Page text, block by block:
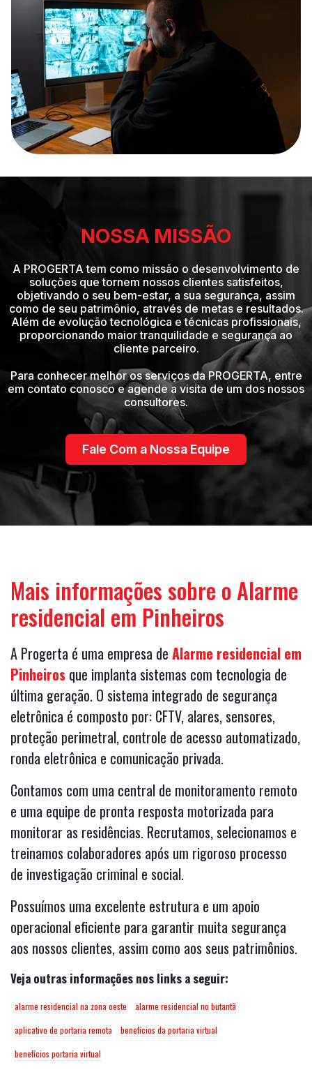
NOSSA MISSÃO
A PROGERTA tem como missão o desenvolvimento de
soluções que tornem nossos clientes satisfeitos,
objetivando o seu bem-estar, a sua segurança, assim
como de seu patrimônio, através de metas e resultados.
Além de evolução tecnológica e técnicas profissionais,
proporcionando maior tranquilidade e segurança ao
cliente parceiro.
Para conhecer melhor os serviços da PROGERTA, entre
em contato conosco e agende a visita de um dos nossos
consultores.
Fale Com a Nossa Equipe
Mais informações sobre o Alarme
residencial em Pinheiros
A Progerta é uma empresa de Alarme residencial em
Pinheiros que implanta sistemas com tecnologia de
última geração. O sistema integrado de segurança
eletrônica é composto por: CFTV, alares, sensores,
proteção perimetral, controle de acesso automatizado,
ronda eletrônica e comunicação privada.
Contamos com uma central de monitoramento remoto
e uma equipe de pronta resposta motorizada para
monitorar as residências. Recrutamos, selecionamos e
treinamos colaboradores após um rigoroso processo
de investigação criminal e social.
Possuímos uma excelente estrutura e um apoio
operacional eficiente para garantir muita segurança
aos nossos clientes, assim como aos seus patrimônios.
Veja outras informações nos links a seguir:
alarme residencial na zona oeste
alarme residencial no butantã
aplicativo de portaria remota
benefícios da portaria virtual
benefícios portaria virtual